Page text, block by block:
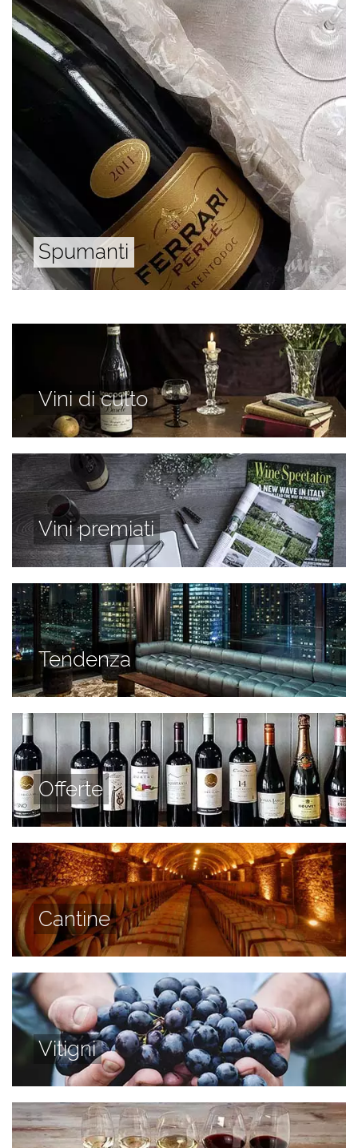
Spumanti
Vini di culto
Vini premiati
Tendenza
Offerte
Cantine
Vitigni